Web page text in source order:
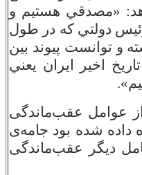
«مصدقي هستيم و
دولتي كه در طول
و توانست پيوند بين
اخير ايران يعني
عوامل عقب‌ماندگی
داده شده بود جامه‌ی
دیگر عقب‌ماندگی